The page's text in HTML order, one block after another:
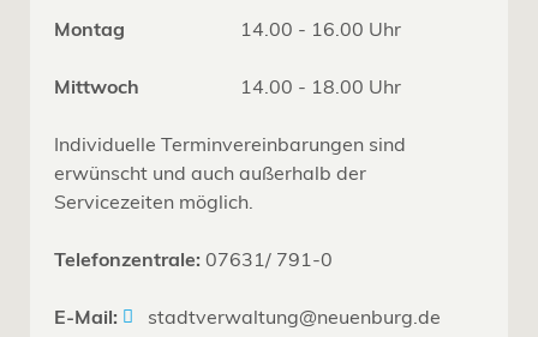
Montag 14.00 - 16.00 Uhr
Mittwoch 14.00 - 18.00 Uhr
Individuelle Terminvereinbarungen sind
erwünscht und auch außerhalb der
Servicezeiten möglich.
Telefonzentrale: 07631/ 791-0
E-Mail: stadtverwaltung@neuenburg.de